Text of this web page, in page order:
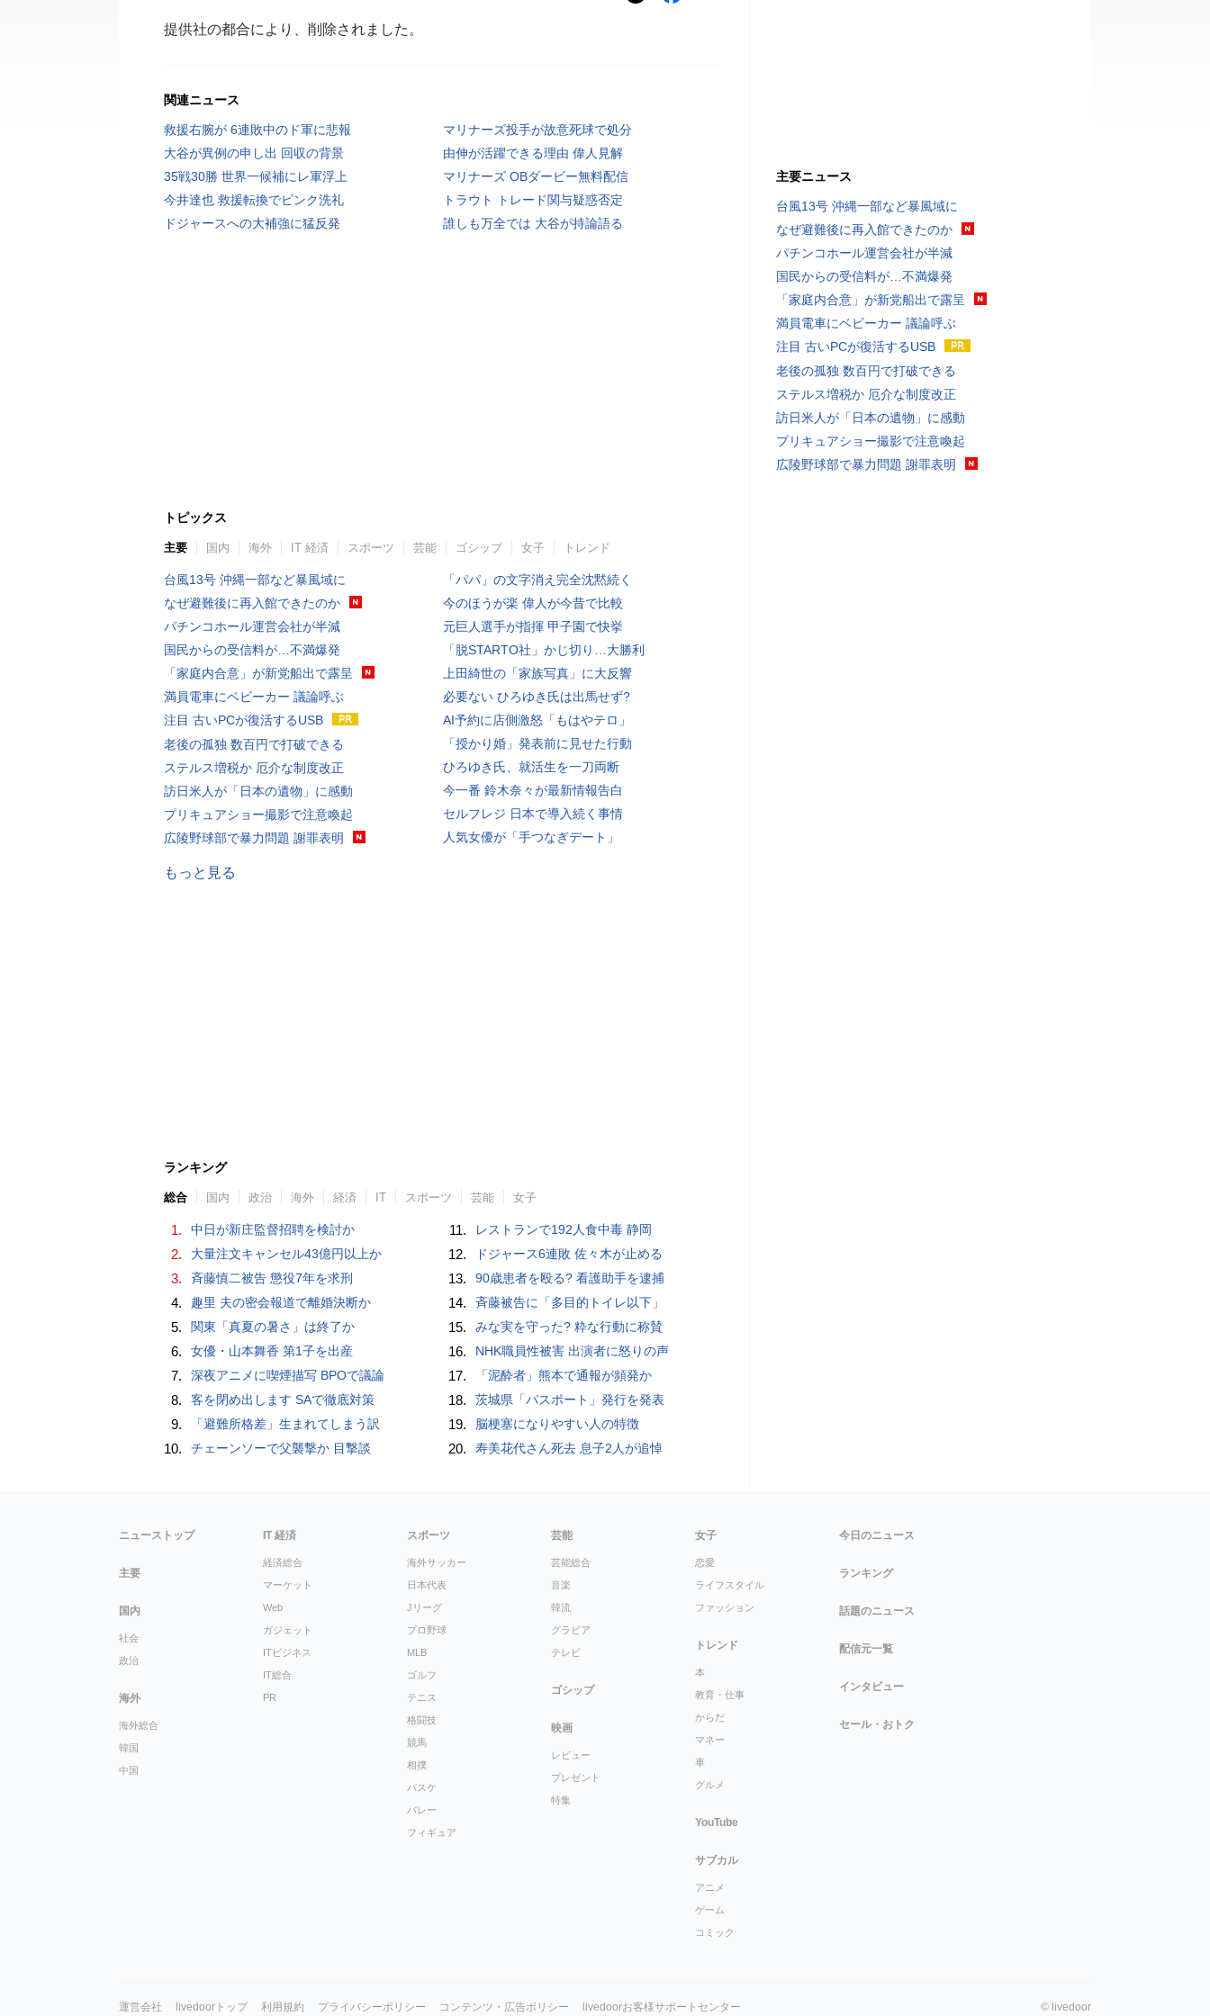
提供社の都合により、削除されました。
関連ニュース
救援右腕が 6連敗中のド軍に悲報
マリナーズ投手が故意死球で処分
大谷が異例の申し出 回収の背景
由伸が活躍できる理由 偉人見解
35戦30勝 世界一候補にレ軍浮上
マリナーズ OBダービー無料配信
今井達也 救援転換でピンク洗礼
トラウト トレード関与疑惑否定
ドジャースへの大補強に猛反発
誰しも万全では 大谷が持論語る
トピックス
主要 国内 海外 IT 経済 スポーツ 芸能 ゴシップ 女子 トレンド
台風13号 沖縄一部など暴風域に
なぜ避難後に再入館できたのか
パチンコホール運営会社が半減
国民からの受信料が…不満爆発
「家庭内合意」が新党船出で露呈
満員電車にベビーカー 議論呼ぶ
注目 古いPCが復活するUSB
老後の孤独 数百円で打破できる
ステルス増税か 厄介な制度改正
訪日米人が「日本の遺物」に感動
プリキュアショー撮影で注意喚起
広陵野球部で暴力問題 謝罪表明
「パパ」の文字消え完全沈黙続く
今のほうが楽 偉人が今昔で比較
元巨人選手が指揮 甲子園で快挙
「脱STARTO社」かじ切り…大勝利
上田綺世の「家族写真」に大反響
必要ない ひろゆき氏は出馬せず?
AI予約に店側激怒「もはやテロ」
「授かり婚」発表前に見せた行動
ひろゆき氏、就活生を一刀両断
今一番 鈴木奈々が最新情報告白
セルフレジ 日本で導入続く事情
人気女優が「手つなぎデート」
もっと見る
ランキング
総合 国内 政治 海外 経済 IT スポーツ 芸能 女子
1. 中日が新庄監督招聘を検討か
2. 大量注文キャンセル43億円以上か
3. 斉藤慎二被告 懲役7年を求刑
4. 趣里 夫の密会報道で離婚決断か
5. 関東「真夏の暑さ」は終了か
6. 女優・山本舞香 第1子を出産
7. 深夜アニメに喫煙描写 BPOで議論
8. 客を閉め出します SAで徹底対策
9. 「避難所格差」生まれてしまう訳
10. チェーンソーで父襲撃か 目撃談
11. レストランで192人食中毒 静岡
12. ドジャース6連敗 佐々木が止める
13. 90歳患者を殴る? 看護助手を逮捕
14. 斉藤被告に「多目的トイレ以下」
15. みな実を守った? 粋な行動に称賛
16. NHK職員性被害 出演者に怒りの声
17. 「泥酔者」熊本で通報が頻発か
18. 茨城県「パスポート」発行を発表
19. 脳梗塞になりやすい人の特徴
20. 寿美花代さん死去 息子2人が追悼
主要ニュース
台風13号 沖縄一部など暴風域に
なぜ避難後に再入館できたのか
パチンコホール運営会社が半減
国民からの受信料が…不満爆発
「家庭内合意」が新党船出で露呈
満員電車にベビーカー 議論呼ぶ
注目 古いPCが復活するUSB
老後の孤独 数百円で打破できる
ステルス増税か 厄介な制度改正
訪日米人が「日本の遺物」に感動
プリキュアショー撮影で注意喚起
広陵野球部で暴力問題 謝罪表明
ニューストップ
主要
国内
社会
政治
海外
海外総合
韓国
中国
IT 経済
経済総合
マーケット
Web
ガジェット
ITビジネス
IT総合
PR
スポーツ
海外サッカー
日本代表
Jリーグ
プロ野球
MLB
ゴルフ
テニス
格闘技
競馬
相撲
バスケ
バレー
フィギュア
芸能
芸能総合
音楽
韓流
グラビア
テレビ
ゴシップ
映画
レビュー
プレゼント
特集
女子
恋愛
ライフスタイル
ファッション
トレンド
本
教育・仕事
からだ
マネー
車
グルメ
YouTube
サブカル
アニメ
ゲーム
コミック
今日のニュース
ランキング
話題のニュース
配信元一覧
インタビュー
セール・おトク
運営会社 livedoorトップ 利用規約 プライバシーポリシー コンテンツ・広告ポリシー livedoorお客様サポートセンター © livedoor